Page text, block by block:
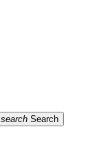
search Search